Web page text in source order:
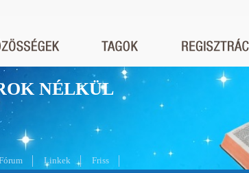
NÉLKÜL
Linkek Friss